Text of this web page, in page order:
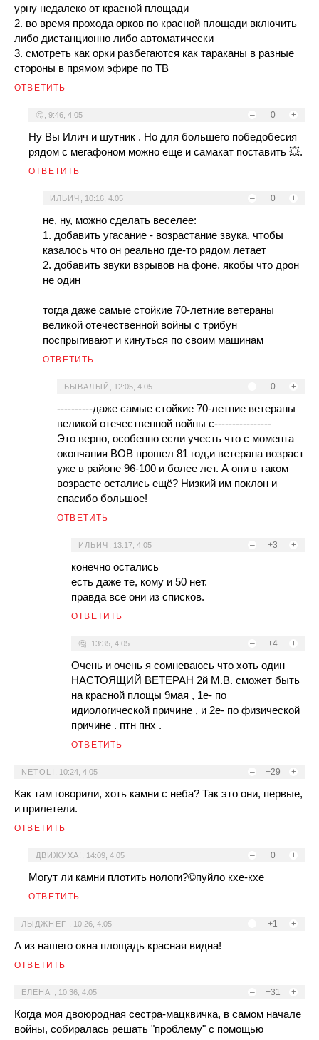
урну недалеко от красной площади
2. во время прохода орков по красной площади включить
либо дистанционно либо автоматически
3. смотреть как орки разбегаются как тараканы в разные
стороны в прямом эфире по ТВ
ОТВЕТИТЬ
– 0 +
🤔 ,9:46, 4.05
Ну Вы Илич и шутник . Но для большего победобесия
рядом с мегафоном можно еще и самакат поставить 💥.
ОТВЕТИТЬ
– 0 +
ИЛЬИЧ 10:16, 4.05
не, ну, можно сделать веселее:
1. добавить угасание - возрастание звука, чтобы
казалось что он реально где-то рядом летает
2. добавить звуки взрывов на фоне, якобы что дрон
не один
тогда даже самые стойкие 70-летние ветераны
великой отечественной войны с трибун
поспрыгивают и кинуться по своим машинам
ОТВЕТИТЬ
– 0 +
БЫВАЛЫЙ 12:05, 4.05
----------даже самые стойкие 70-летние ветераны
великой отечественной войны с----------------
Это верно, особенно если учесть что с момента
окончания ВОВ прошел 81 год,и ветерана возраст
уже в районе 96-100 и более лет. А они в таком
возрасте остались ещё? Низкий им поклон и
спасибо большое!
ОТВЕТИТЬ
– +3 +
ИЛЬИЧ 13:17, 4.05
конечно остались
есть даже те, кому и 50 нет.
правда все они из списков.
ОТВЕТИТЬ
– +4 +
🤔 13:35, 4.05
Очень и очень я сомневаюсь что хоть один
НАСТОЯЩИЙ ВЕТЕРАН 2й М.В. сможет быть
на красной площы 9мая , 1е- по
идиологической причине , и 2е- по физической
причине . птн пнх .
ОТВЕТИТЬ
– +29 +
NETOLI 10:24, 4.05
Как там говорили, хоть камни с неба? Так это они, первые,
и прилетели.
ОТВЕТИТЬ
– 0 +
ДВИЖУХА! 14:09, 4.05
Могут ли камни плотить нологи?©пуйло кхе-кхе
ОТВЕТИТЬ
– +1 +
ЛЫДЖНЕГ 10:26, 4.05
А из нашего окна площадь красная видна!
ОТВЕТИТЬ
– +31 +
ЕЛЕНА 10:36, 4.05
Когда моя двоюродная сестра-мацквичка, в самом начале
войны, собиралась решать "проблему" с помощью